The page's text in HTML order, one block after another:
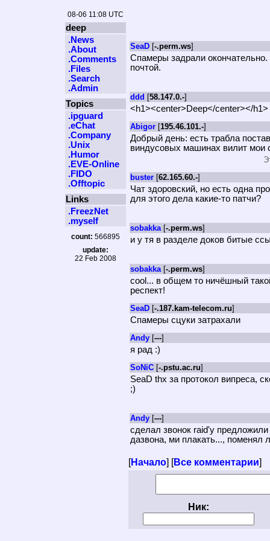
08-06 11:08 UTC
deep
.News
.About
.Comments
.Files
.Search
.Admin
Topics
.ipguard
.eChat
.Company
.Unix
.Humor
.EVE-Online
.FIDO
.Offtopic
Links
.FreezNet
.myself
count: 566895
update:
22 Feb 2008
SeaD [-.perm.ws]
Спамеры задрали окончательно.
почтой.
ddd [58.147.0.-]
<h1><center>Deep</center></h1>
Abigor [195.46.101.-]
Добрый день: есть трабла
виндусовых машинах вилит мои
buster [62.165.60.-]
Чат здоровский, но есть одна
для этого дела какие-то патчи?
sobakka[-.perm.ws]
и у тя в разделе доков битые
sobakka[-.perm.ws]
cool... в общем то ничёшный
респект!
SeaD [-.187.kam-telecom.ru]
Спамеры сцуки затрахали
Andy [---]
я рад :)
SoNiC [-.pstu.ac.ru]
SeaD thx за протокол випреса,
;)
Andy [---]
сделал звонок raid'у
дазвона, ми плакать..., поменял
[Начало] [Все комментарии]
Ник: